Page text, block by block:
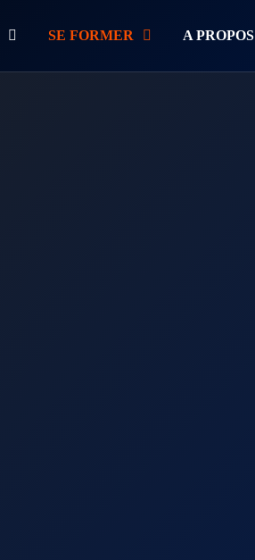
SE FORMER A PROPOS